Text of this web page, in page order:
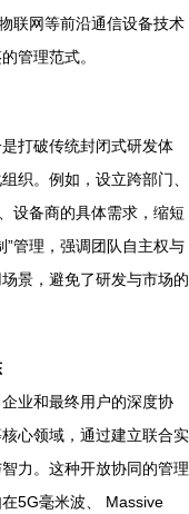
联网等前沿通信设备技术
管理范式。
打破传统封闭式研发体
织。例如，设立跨部门、
设备商的具体需求，缩短
”管理，强调团队自主权与
景，避免了研发与市场的
业和最终用户的深度协
心领域，通过建立联合实
力。这种开放协同的管理
5G毫米波、 Massive